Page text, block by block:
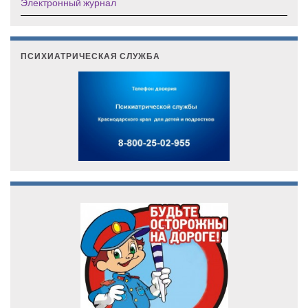
Электронный журнал
ПСИХИАТРИЧЕСКАЯ СЛУЖБА